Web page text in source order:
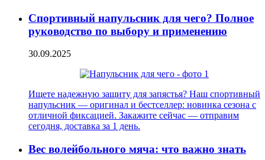
Спортивный напульсник для чего? Полное
руководство по выбору и применению
30.09.2025
Ищете надежную защиту для запястья? Наш спортивный
напульсник — оригинал и бестселлер: новинка сезона с
отличной фиксацией. Закажите сейчас — отправим
сегодня, доставка за 1 день.
Вес волейбольного мяча: что важно знать